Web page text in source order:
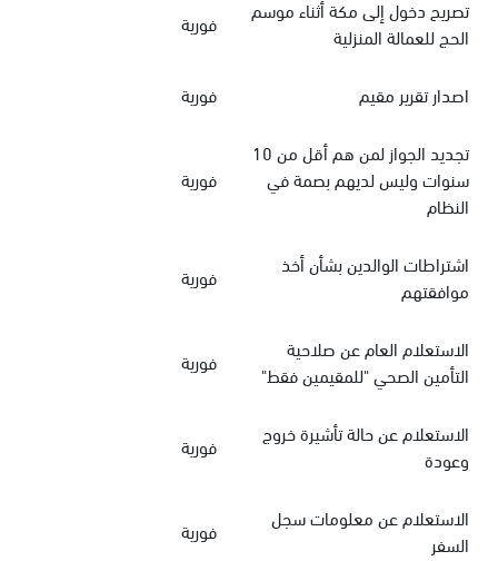
تصريح دخول إلى مكة أثناء موسم
الحج للعمالة المنزلية
فورية
اصدار تقرير مقيم
فورية
تجديد الجواز لمن هم أقل من 10
سنوات وليس لديهم بصمة في
النظام
فورية
اشتراطات الوالدين بشأن أخذ
موافقتهم
فورية
الاستعلام العام عن صلاحية
التأمين الصحي "للمقيمين فقط"
فورية
الاستعلام عن حالة تأشيرة خروج
وعودة
فورية
الاستعلام عن معلومات سجل
السفر
فورية